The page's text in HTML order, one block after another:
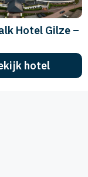
Hotel Gilze –
hotel